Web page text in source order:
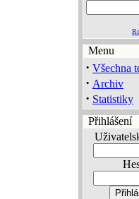
Menu
· Všechna
· Archiv
· Statistiky
Přihlášení